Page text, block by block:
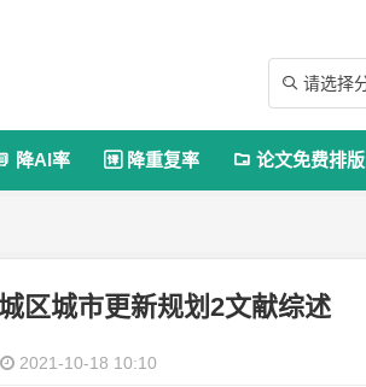
 请选择
降AI率  降重复率  论文免费排版
区城市更新规划2文献综述
2021-10-18 10:10